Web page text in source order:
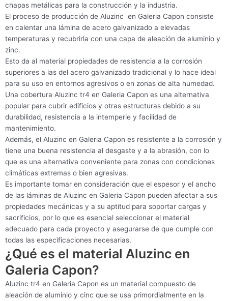
chapas metálicas para la construcción y la industria.
El proceso de producción de Aluzinc en Galeria Capon consiste
en calentar una lámina de acero galvanizado a elevadas
temperaturas y recubrirla con una capa de aleación de aluminio y
zinc.
Esto da al material propiedades de resistencia a la corrosión
superiores a las del acero galvanizado tradicional y lo hace ideal
para su uso en entornos agresivos o en zonas de alta humedad.
Una cobertura Aluzinc tr4 en Galeria Capon es una alternativa
popular para cubrir edificios y otras estructuras debido a su
durabilidad, resistencia a la intemperie y facilidad de
mantenimiento.
Además, el Aluzinc en Galeria Capon es resistente a la corrosión y
tiene una buena resistencia al desgaste y a la abrasión, con lo
que es una alternativa conveniente para zonas con condiciones
climáticas extremas o bien agresivas.
Es importante tomar en consideración que el espesor y el ancho
de las láminas de Aluzinc en Galeria Capon pueden afectar a sus
propiedades mecánicas y a su aptitud para soportar cargas y
sacrificios, por lo que es esencial seleccionar el material
adecuado para cada proyecto y asegurarse de que cumple con
todas las especificaciones necesarias.
¿Qué es el material Aluzinc en
Galeria Capon?
Aluzinc tr4 en Galeria Capon es un material compuesto de
aleación de aluminio y cinc que se usa primordialmente en la